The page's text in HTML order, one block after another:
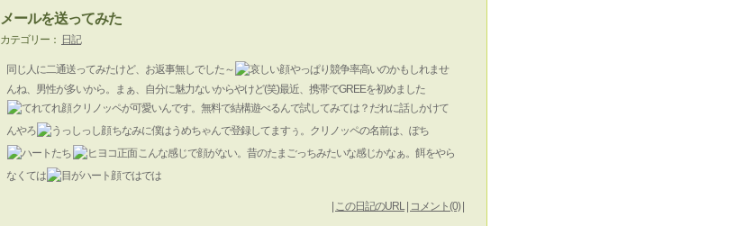
メールを送ってみた
カテゴリー： 日記
同じ人に二通送ってみたけど、お返事無しでした～
やっぱり競争率高いのかもしれませ
んね、男性が多いから。まぁ、自分に魅力ないからやけど(笑)最近、携帯でGREEを初めました
クリノッペが可愛いんです。無料で結構遊べるんで試してみては？だれに話しかけて
んやろ
ちなみに僕はうめちゃんで登録してますぅ。クリノッペの名前は、ぽち
こんな感じで顔がない。昔のたまごっちみたいな感じかなぁ。餌をやら
なくては
ではでは
この日記のURL| コメント(0)|